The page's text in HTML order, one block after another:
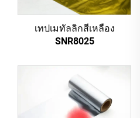
เทปเมทัลลิกสีเหลือง
SNR8025